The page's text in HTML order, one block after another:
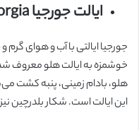
ایالت جورجیا Georgia
جورجیا ایالتی با آب و هوای
خوشمزه به ایالت هلو معروف
هلو، بادام زمینی، پنبه کشت
این ایالت است. شکار بلدرچین نیز